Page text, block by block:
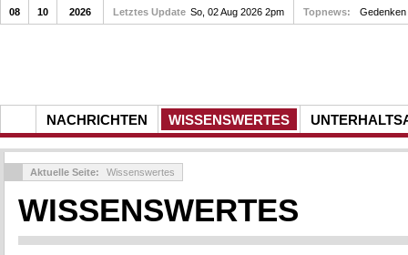
NACHRICHTEN WISSENSWERTES
08 10 2026 Letztes Update So, 02 Aug 2026 2pm Topnews: Gedenken
Aktuelle Seite: Wissenswertes
WISSENSWERTES